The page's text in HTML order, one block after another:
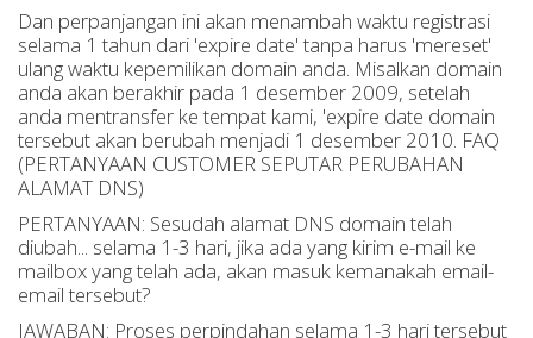
Dan perpanjangan ini akan menambah waktu registrasi
selama 1 tahun dari 'expire date' tanpa harus 'mereset'
ulang waktu kepemilikan domain anda. Misalkan domain
anda akan berakhir pada 1 desember 2009, setelah
anda mentransfer ke tempat kami, 'expire date domain
tersebut akan berubah menjadi 1 desember 2010. FAQ
(PERTANYAAN CUSTOMER SEPUTAR PERUBAHAN
ALAMAT DNS)
PERTANYAAN: Sesudah alamat DNS domain telah
diubah... selama 1-3 hari, jika ada yang kirim e-mail ke
mailbox yang telah ada, akan masuk kemanakah email-
email tersebut?
JAWABAN: Proses perpindahan selama 1-3 hari tersebut